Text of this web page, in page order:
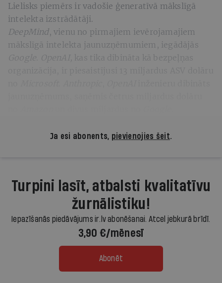
Lielisks piemērs ir vadošie ģeneratīvā mākslīgā
intelekta izstrādātāji.
DeepMind, vienu no pirmajiem ievērojamajiem
mākslīgā intelekta jaunuzņēmumiem, iegādājās
Google OpenAI, kas tika dibināta kā bezpeļņas
Ja esi abonents, pievienojies šeit.
Turpini lasīt, atbalsti kvalitatīvu
žurnālistiku!
Iepazīšanās piedāvājums ir.lv abonēšanai. Atcel jebkurā brīdī.
3,90 €/mēnesī
Abonēt